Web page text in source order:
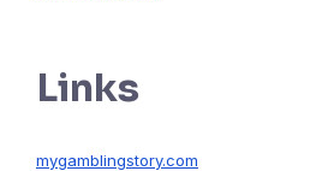
Links
mygamblingstory.com